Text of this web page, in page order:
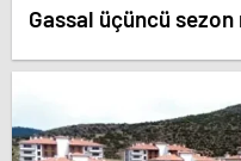
Gassal üçüncü sezon